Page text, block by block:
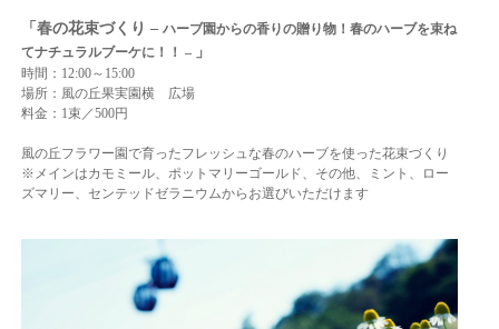
「春の花束づくり – ハーブ園からの香りの贈り物！春のハーブを束ね
てナチュラルブーケに！！ – 」
時間：12:00～15:00
場所：風の丘果実園横 広場
料金：1束／500円
風の丘フラワー園で育ったフレッシュな春のハーブを使った花束づくり
※メインはカモミール、ポットマリーゴールド、その他、ミント、ロー
ズマリー、センテッドゼラニウムからお選びいただけます